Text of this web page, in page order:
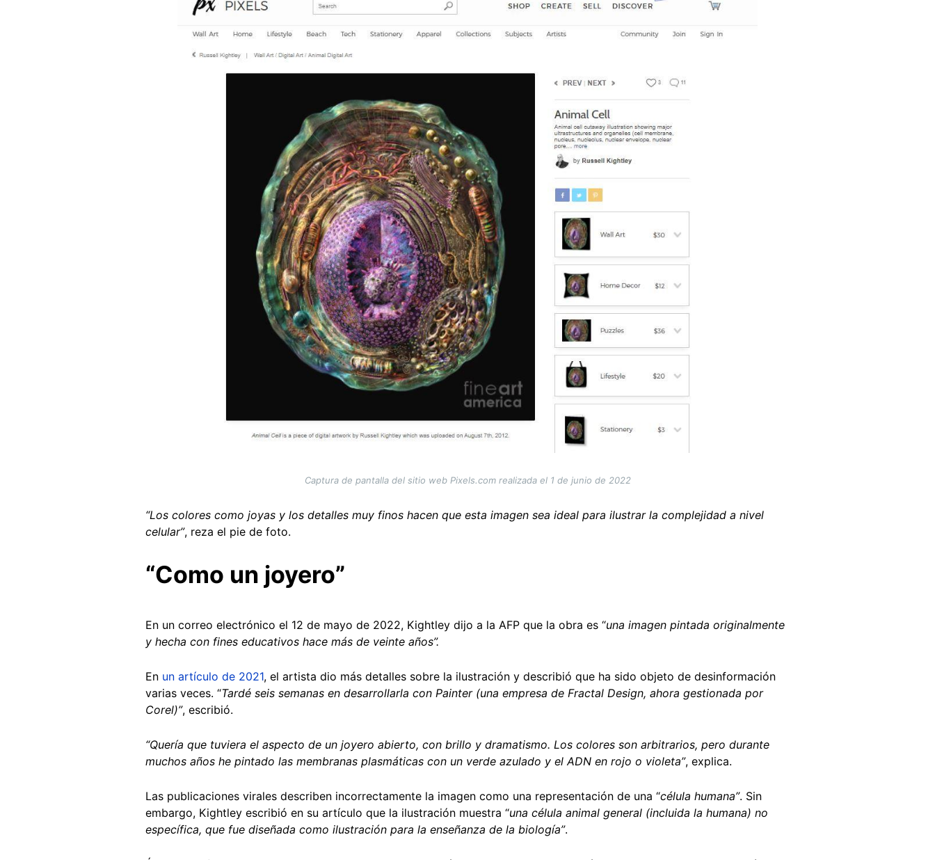
Captura de pantalla del sitio web Pixels.com realizada el 1 de junio de 2022
“Los colores como joyas y los detalles muy finos hacen que esta imagen sea ideal para ilustrar la complejidad a nivel
celular”, reza el pie de foto.
“Como un joyero”
En un correo electrónico el 12 de mayo de 2022, Kightley dijo a la AFP que la obra es “una imagen pintada originalmente
y hecha con fines educativos hace más de veinte años”.
En un artículo de 2021, el artista dio más detalles sobre la ilustración y describió que ha sido objeto de desinformación
varias veces. “Tardé seis semanas en desarrollarla con Painter (una empresa de Fractal Design, ahora gestionada por
Corel)”, escribió.
“Quería que tuviera el aspecto de un joyero abierto, con brillo y dramatismo. Los colores son arbitrarios, pero durante
muchos años he pintado las membranas plasmáticas con un verde azulado y el ADN en rojo o violeta”, explica.
Las publicaciones virales describen incorrectamente la imagen como una representación de una “célula humana”. Sin
embargo, Kightley escribió en su artículo que la ilustración muestra “una célula animal general (incluida la humana) no
específica, que fue diseñada como ilustración para la enseñanza de la biología”.